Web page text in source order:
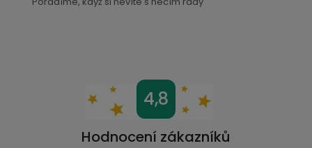
4,8
Hodnocení zákazníků